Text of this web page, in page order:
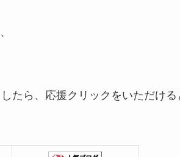
たら、応援クリックをいただけ